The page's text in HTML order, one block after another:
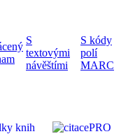
S
textovými
návěštími
S kódy
polí
MARC